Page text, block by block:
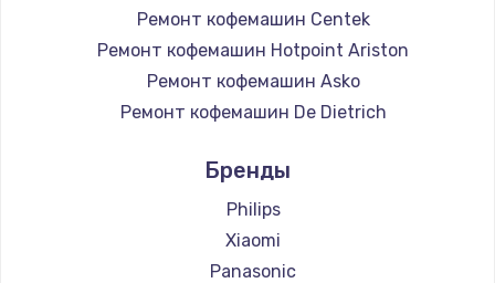
Ремонт кофемашин Centek
Ремонт кофемашин Hotpoint Ariston
Ремонт кофемашин Asko
Ремонт кофемашин De Dietrich
Ремонт кофемашин Jura
Ремонт кофемашин Olympia
Ремонт кофемашин Saeco
Ремонт кофемашин La Cimbali
Бренды
Philips
Xiaomi
Panasonic